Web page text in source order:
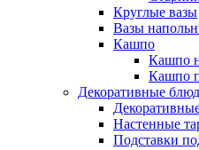
Круглые вазы
Вазы
Кашпо
Кашпо
Кашпо
Декоративные
Настенные
Подставки